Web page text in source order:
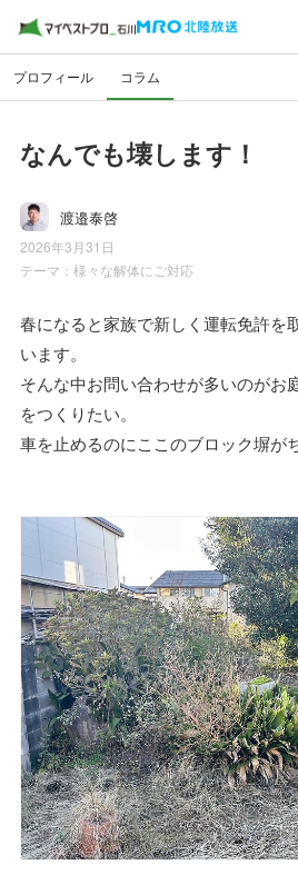
プロフィール コラム
なんでも壊します！
渡邉泰啓
2026年3月31日
テーマ： 様々な解体にご対応
春になると家族で新しく運転免許を
います。
そんな中お問い合わせが多いのがお
をつくりたい。
車を止めるのにここのブロック塀が